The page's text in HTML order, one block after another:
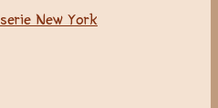
New York